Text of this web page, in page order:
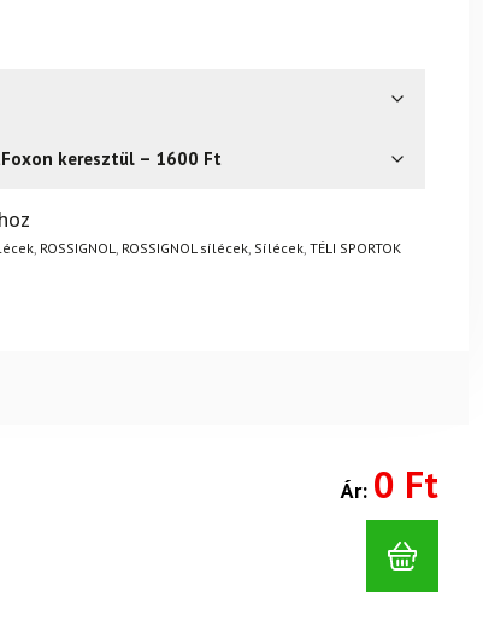
keresztül – 1600 Ft
– a terméket egyszerűen visszaküldheti 14
feltételei?
, ROSSIGNOL ROSSIGNOL sílécek, Sílécek, TÉLI SPORTOK
Ár: 0 Ft